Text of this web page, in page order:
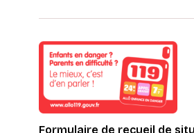
Formulaire de recueil de